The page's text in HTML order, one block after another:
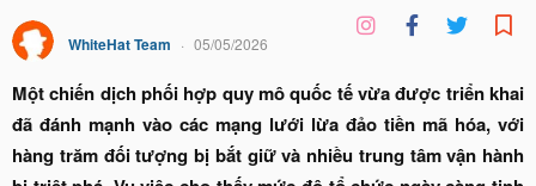
WhiteHat Team 05/05/2026
Một chiến dịch phối hợp quy mô quốc tế vừa được triển khai
đã đánh mạnh vào các mạng lưới lừa đảo tiền mã hóa, với
hàng trăm đối tượng bị bắt giữ và nhiều trung tâm vận hành